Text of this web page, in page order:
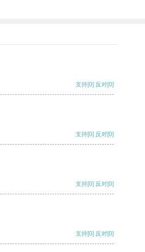
支持[0] 反对[0]
支持[0] 反对[0]
支持[0] 反对[0]
支持[0] 反对[0]